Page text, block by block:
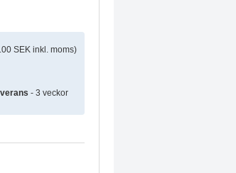
SEK inkl. moms)
- 3 veckor